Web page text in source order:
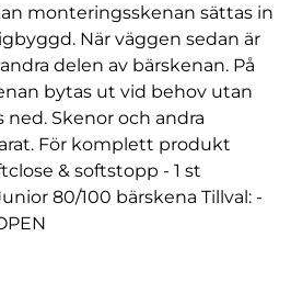
monteringsskenan sättas in
När väggen sedan är
delen av bärskenan. På
bytas ut vid behov utan
Skenor och andra
För komplett produkt
& softstopp - 1 st
80/100 bärskena Tillval: -